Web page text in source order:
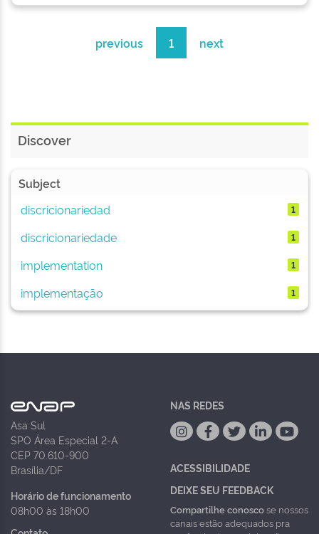
previous 1 next
Discover
Subject
discricionariedad
1
discricionariedade 1
implementation 1
implementação 1
Asa Sul
SPO Área Especial 2-A
CEP 70.610-900
Brasília/DF
Horário de funcionamento
08h00 às 18h00
NAS REDES
ACESSIBILIDADE
DEIXE SEU FEEDBACK
Compartilhe conoscose nossos
canais estão adequados pra